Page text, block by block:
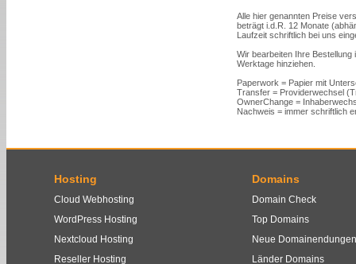
Alle hier genannten Preise
beträgt i.d.R. 12 Monate
Laufzeit schriftlich bei uns
Wir bearbeiten Ihre
Werktage hinziehen.
Paperwork = Papier mit
Transfer = Providerwechsel
OwnerChange =
Nachweis = immer schriftlich
Hosting
Cloud Webhosting
WordPress Hosting
Nextcloud Hosting
Reseller Hosting
Domains
Domain Check
Top Domains
Neue Domainendungen
Länder Domains